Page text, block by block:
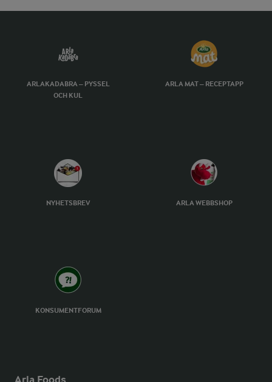
ARLAKADABRA – PYSSEL
OCH KUL
ARLA MAT – RECEPTAPP
NYHETSBREV ARLA WEBBSHOP
KONSUMENTFORUM